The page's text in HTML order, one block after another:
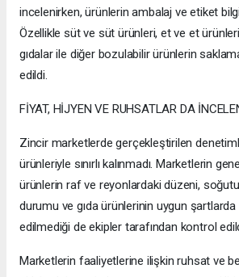
incelenirken, ürünlerin ambalaj ve etiket
Özellikle süt ve süt ürünleri, et ve et
gıdalar ile diğer bozulabilir ürünlerin
edildi.
FİYAT, HİJYEN VE RUHSATLAR DA
Zincir marketlerde gerçekleştirilen
ürünleriyle sınırlı kalınmadı. Marketlerin
ürünlerin raf ve reyonlardaki düzeni,
durumu ve gıda ürünlerinin uygun
edilmediği de ekipler tarafından kontrol
Marketlerin faaliyetlerine ilişkin ruhsat ve